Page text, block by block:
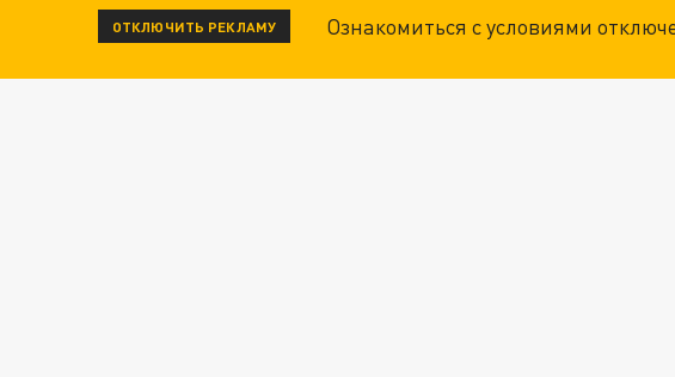
ОТКЛЮЧИТЬ РЕКЛАМУ Ознакомиться с условиями